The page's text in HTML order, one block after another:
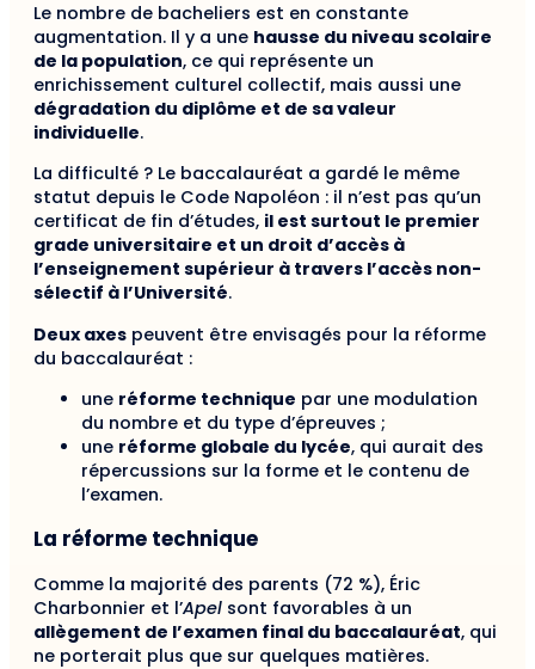
Le nombre de bacheliers est en constante
augmentation. Il y a une hausse du niveau scolaire
de la population, ce qui représente un
enrichissement culturel collectif, mais aussi une
dégradation du diplôme et de sa valeur
individuelle.
La difficulté ? Le baccalauréat a gardé le même
statut depuis le Code Napoléon : il n’est pas qu’un
certificat de fin d’études, il est surtout le premier
grade universitaire et un droit d’accès à
l’enseignement supérieur à travers l’accès non-
sélectif à l’Université.
Deux axes peuvent être envisagés pour la réforme
du baccalauréat :
une réforme technique par une modulation
du nombre et du type d’épreuves ;
une réforme globale du lycée, qui aurait des
répercussions sur la forme et le contenu de
l’examen.
La réforme technique
Comme la majorité des parents (72 %), Éric
Charbonnier et l’Apel sont favorables à un
allègement de l’examen final du baccalauréat, qui
ne porterait plus que sur quelques matières.